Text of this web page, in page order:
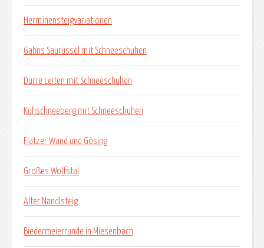
Herminensteigvariationen
Gahns Saurüssel mit Schneeschuhen
Dürre Leiten mit Schneeschuhen
Kuhschneeberg mit Schneeschuhen
Flatzer Wand und Gösing
Großes Wolfstal
Alter Nandlsteig
Biedermeierrunde in Miesenbach